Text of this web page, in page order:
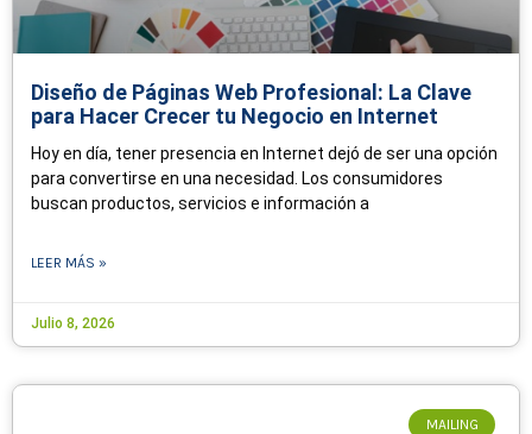
Diseño de Páginas Web Profesional: La Clave
para Hacer Crecer tu Negocio en Internet
Hoy en día, tener presencia en Internet dejó de ser una opción
para convertirse en una necesidad. Los consumidores
buscan productos, servicios e información a
LEER MÁS »
Julio 8, 2026
MAILING